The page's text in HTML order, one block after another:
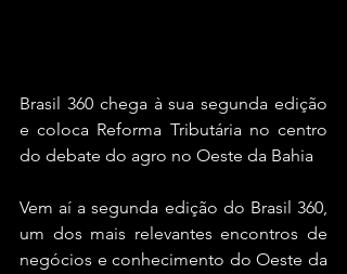
Brasil 360 chega à sua segunda edição
e coloca Reforma Tributária no centro
do debate do agro no Oeste da Bahia
Vem aí a segunda edição do Brasil 360,
um dos mais relevantes encontros de
negócios e conhecimento do Oeste da